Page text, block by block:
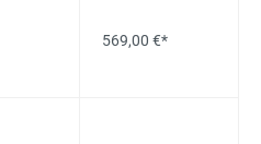
569,00 €*